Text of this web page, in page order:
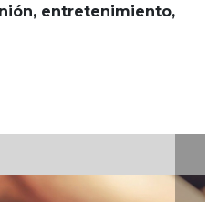
entretenimiento,